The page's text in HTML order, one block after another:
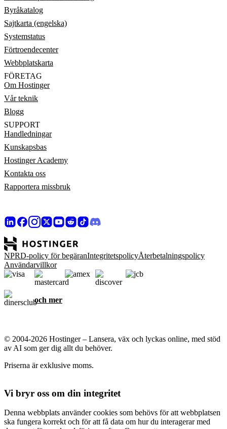
Byråkatalog
Sajtkarta (engelska)
Systemstatus
Förtroendecenter
Webbplatskarta
FÖRETAG
Om Hostinger
Vår teknik
Blogg
SUPPORT
Handledningar
Kunskapsbas
Hostinger Academy
Kontakta oss
Rapportera missbruk
NPRD-policy för begäranIntegritetspolicyÅterbetalningspolicy
Användarvillkor
och mer
© 2004-2026 Hostinger – Lansera, väx och lyckas online, med stöd
av AI som ger dig allt du behöver.
Priserna är exklusive moms.
Vi bryr oss om din integritet
Denna webbplats använder cookies som behövs för att webbplatsen
ska fungera korrekt och för att få data om hur du interagerar med